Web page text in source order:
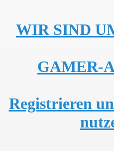
WIR SIND
GAMER-
Registrieren